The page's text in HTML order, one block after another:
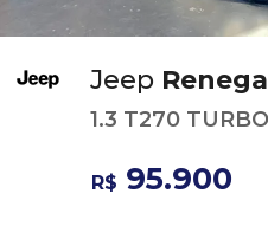
Jeep
1.3 T270
R$ 95.900